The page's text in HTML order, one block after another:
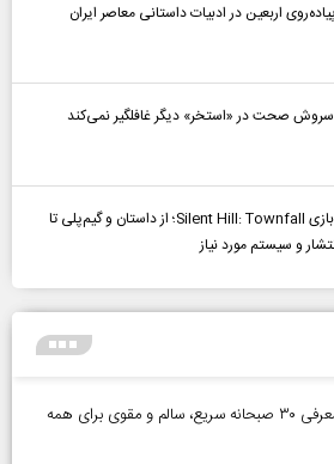
اربعین در ادبیات داستانی معاصر ایران
صحت در «استخر» دیگر غافلگیر نمی‌کند
بررسی بازی Silent Hill: Townfall؛ از داستان و گیم‌پلی تا
و سیستم مورد نیاز
صبحانه چی درست کنم؟ معرفی ۳۰ صبحانه سریع، سالم و مقوی برای همه